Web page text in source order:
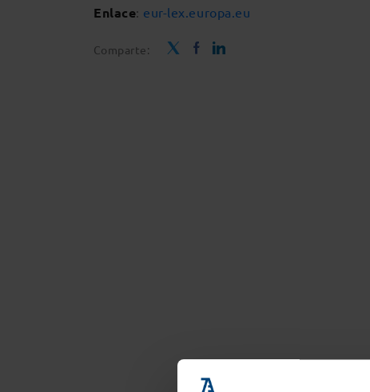
Enlace: eur-lex.europa.eu
Comparte: